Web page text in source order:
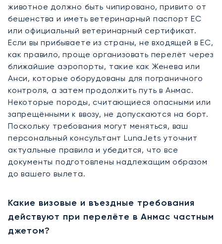
животное должно быть чипировано, привито от
бешенства и иметь ветеринарный паспорт ЕС
или официальный ветеринарный сертификат.
Если вы прибываете из страны, не входящей в ЕС,
как правило, проще организовать перелёт через
ближайшие аэропорты, такие как Женева или
Анси, которые оборудованы для пограничного
контроля, а затем продолжить путь в Анмас.
Некоторые породы, считающиеся опасными или
запрещёнными к ввозу, не допускаются на борт.
Поскольку требования могут меняться, ваш
персональный консультант LunaJets уточнит
актуальные правила и убедится, что все
документы подготовлены надлежащим образом
до вашего вылета.
Какие визовые и въездные требования
действуют при перелёте в Анмас частным
джетом?